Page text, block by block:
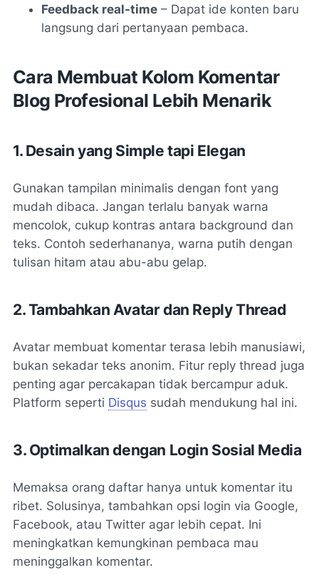
Feedback real-time – Dapat ide konten baru
langsung dari pertanyaan pembaca.
Cara Membuat Kolom Komentar
Blog Profesional Lebih Menarik
1. Desain yang Simple tapi Elegan
Gunakan tampilan minimalis dengan font yang
mudah dibaca. Jangan terlalu banyak warna
mencolok, cukup kontras antara background dan
teks. Contoh sederhananya, warna putih dengan
tulisan hitam atau abu-abu gelap.
2. Tambahkan Avatar dan Reply Thread
Avatar membuat komentar terasa lebih manusiawi,
bukan sekadar teks anonim. Fitur reply thread juga
penting agar percakapan tidak bercampur aduk.
Platform seperti Disqus sudah mendukung hal ini.
3. Optimalkan dengan Login Sosial Media
Memaksa orang daftar hanya untuk komentar itu
ribet. Solusinya, tambahkan opsi login via Google,
Facebook, atau Twitter agar lebih cepat. Ini
meningkatkan kemungkinan pembaca mau
meninggalkan komentar.